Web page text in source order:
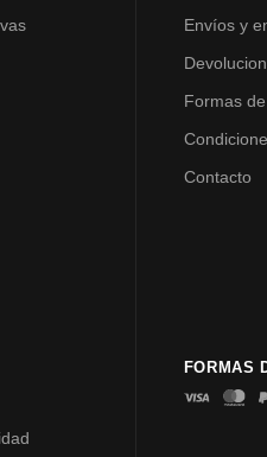
Envíos y
Formas
Contacto
FORMAS